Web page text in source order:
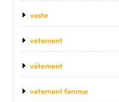
veste
vetement
vétement
vetement femme